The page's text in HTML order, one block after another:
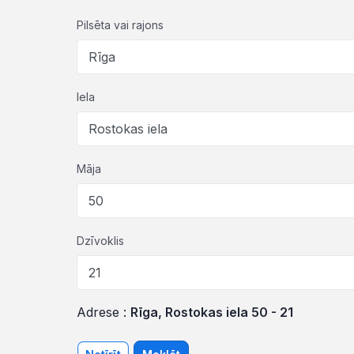
Pilsēta vai rajons
Iela
Māja
Dzīvoklis
Adrese : Rīga, Rostokas iela 50 - 21